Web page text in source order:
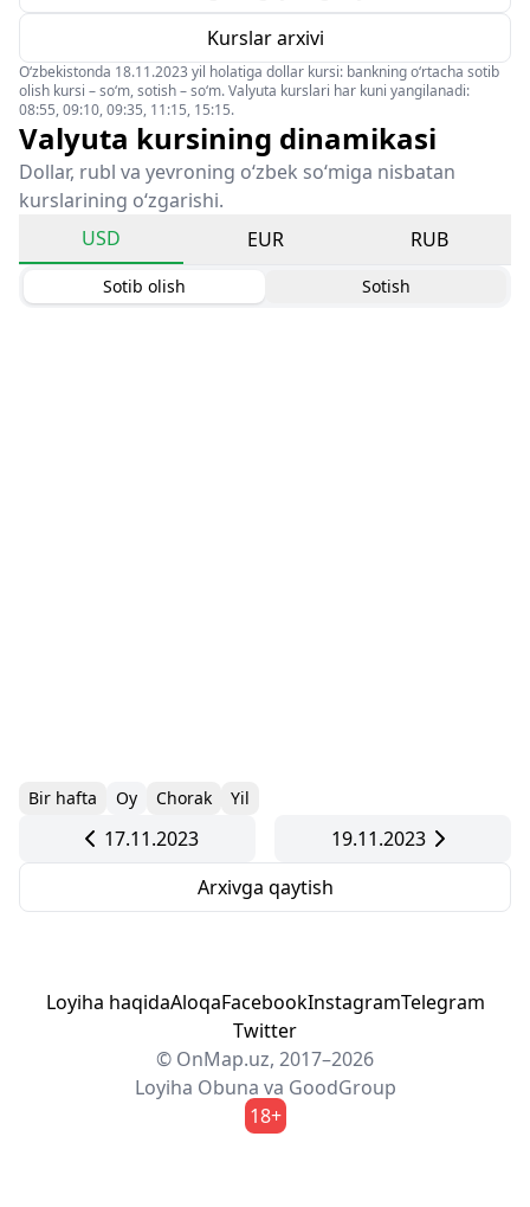
Kurslar arxivi
O‘zbekistonda 18.11.2023 yil holatiga dollar kursi: bankning o‘rtacha sotib
olish kursi – so‘m, sotish – so‘m. Valyuta kurslari har kuni yangilanadi:
08:55, 09:10, 09:35, 11:15, 15:15.
Valyuta kursining dinamikasi
Dollar, rubl va yevroning o‘zbek so‘miga nisbatan
kurslarining o‘zgarishi.
USD
EUR RUB
Sotib olish Sotish
Bir hafta Oy Chorak Yil
17.11.2023
19.11.2023
Arxivga qaytish
Loyiha haqidaAloqaFacebookInstagramTelegram
Twitter
© OnMap.uz, 2017–2026
Loyiha Obuna va GoodGroup
18+